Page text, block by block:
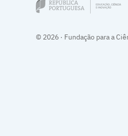
© 2026 · Fundação para a